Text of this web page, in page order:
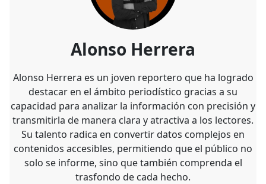
Alonso Herrera
Alonso Herrera es un joven reportero que ha logrado
destacar en el ámbito periodístico gracias a su
capacidad para analizar la información con precisión y
transmitirla de manera clara y atractiva a los lectores.
Su talento radica en convertir datos complejos en
contenidos accesibles, permitiendo que el público no
solo se informe, sino que también comprenda el
trasfondo de cada hecho.